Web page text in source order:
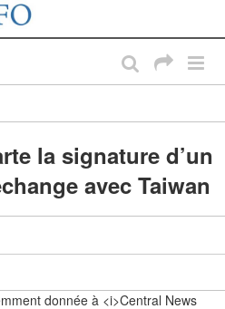
la signature d’un
avec Taiwan